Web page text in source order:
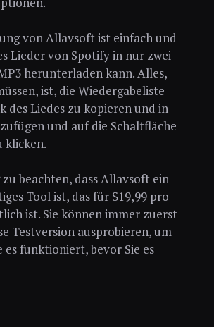
von Allavsoft ist einfach und
Lieder von Spotify in nur zwei
herunterladen kann. Alles,
ist, die Wiedergabeliste
des Liedes zu kopieren und in
und auf die Schaltfläche
klicken.
beachten, dass Allavsoft ein
Tool ist, das für $19,99 pro
ist. Sie können immer zuerst
Testversion ausprobieren, um
es funktioniert, bevor Sie es